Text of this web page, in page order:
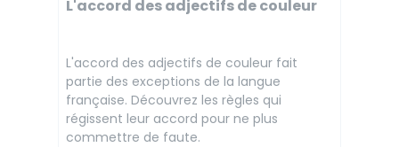
L'accord des adjectifs de couleur
L'accord des adjectifs de couleur fait
partie des exceptions de la langue
française. Découvrez les règles qui
régissent leur accord pour ne plus
commettre de faute.